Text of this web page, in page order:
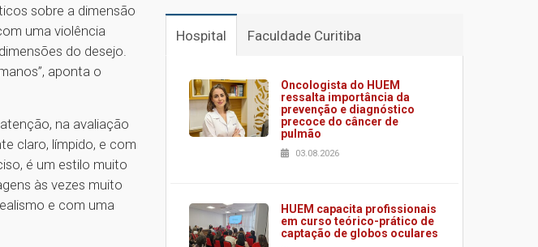
sobre a dimensão
uma violência
do desejo.
aponta o
na avaliação
claro, límpido, e com
é um estilo muito
às vezes muito
e com uma
Hospital Faculdade Curitiba
Oncologista do HUEM
ressalta importância da
prevenção e diagnóstico
precoce do câncer de
pulmão
03.08.2026
HUEM capacita profissionais
em curso teórico-prático de
captação de globos oculares